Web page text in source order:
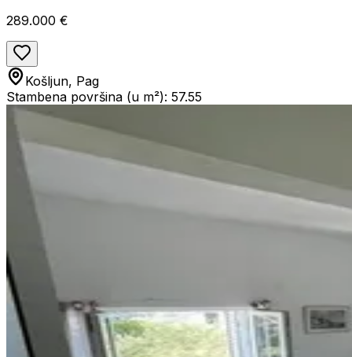
289.000 €
Košljun, Pag
Stambena površina (u m²): 57.55